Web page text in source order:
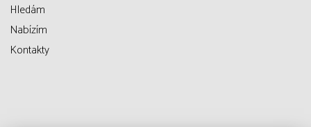
Hledám
Nabízím
Kontakty